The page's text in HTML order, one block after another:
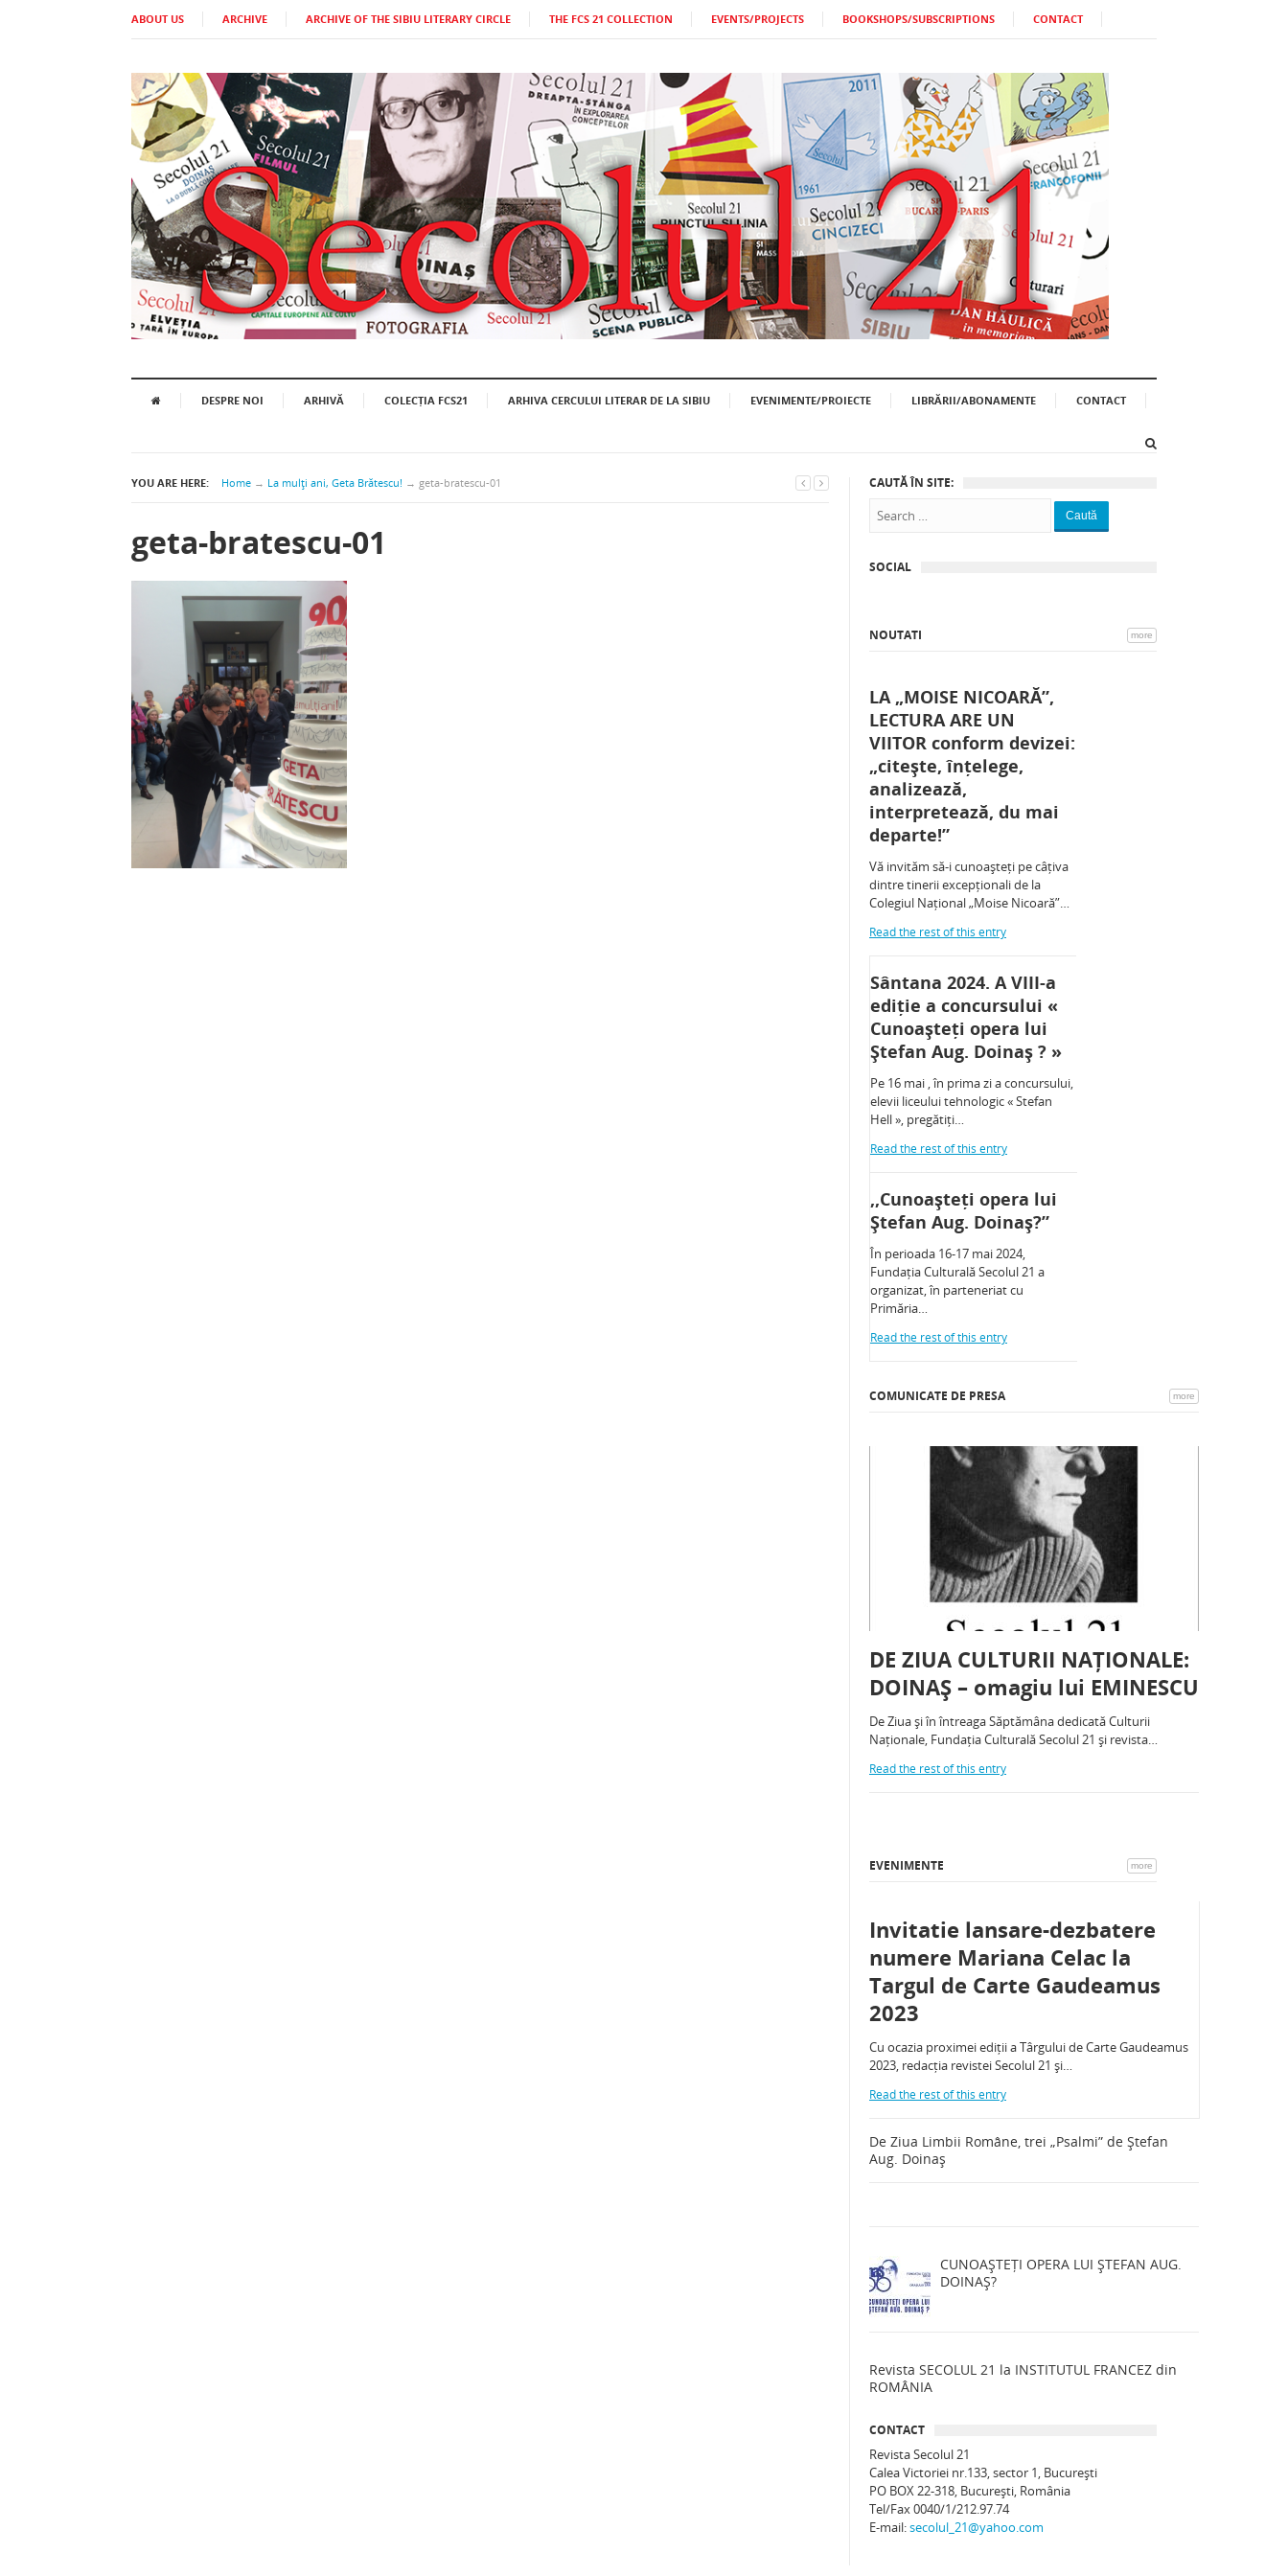
ABOUT US ARCHIVE ARCHIVE OF THE SIBIU LITERARY CIRCLE THE FCS 21 COLLECTION EVENTS/PROJECTS BOOKSHOPS/SUBSCRIPTIONS CONTACT
DESPRE NOI ARHIVĂ COLECȚIA FCS21 ARHIVA CERCULUI LITERAR DE LA SIBIU EVENIMENTE/PROIECTE LIBRĂRII/ABONAMENTE CONTACT
YOU ARE HERE: Home → La mulţi ani, Geta Brătescu! → geta-bratescu-01
geta-bratescu-01
CAUTĂ ÎN SITE:
Caută
SOCIAL
NOUTATI more
LA „MOISE NICOARĂ”,
LECTURA ARE UN
VIITOR conform devizei:
„citește, înțelege,
analizează,
interpretează, du mai
departe!”
Vă invităm să-i cunoașteți pe câțiva
dintre tinerii excepționali de la
Colegiul Național „Moise Nicoară”…
Read the rest of this entry
Sântana 2024. A VIII-a
ediție a concursului «
Cunoașteți opera lui
Ștefan Aug. Doinaș ? »
Pe 16 mai , în prima zi a concursului,
elevii liceului tehnologic « Stefan
Hell », pregătiți…
Read the rest of this entry
,,Cunoașteți opera lui
Ștefan Aug. Doinaș?”
În perioada 16-17 mai 2024,
Fundația Culturală Secolul 21 a
organizat, în parteneriat cu
Primăria…
Read the rest of this entry
COMUNICATE DE PRESA more
DE ZIUA CULTURII NAȚIONALE:
DOINAȘ – omagiu lui EMINESCU
De Ziua și în întreaga Săptămâna dedicată Culturii
Naționale, Fundația Culturală Secolul 21 și revista…
Read the rest of this entry
EVENIMENTE more
Invitatie lansare-dezbatere
numere Mariana Celac la
Targul de Carte Gaudeamus
2023
Cu ocazia proximei ediții a Târgului de Carte Gaudeamus
2023, redacția revistei Secolul 21 și…
Read the rest of this entry
De Ziua Limbii Române, trei „Psalmi” de Ștefan
Aug. Doinaș
CUNOAȘTEȚI OPERA LUI ȘTEFAN AUG.
DOINAȘ?
Revista SECOLUL 21 la INSTITUTUL FRANCEZ din
ROMÂNIA
CONTACT
Revista Secolul 21
Calea Victoriei nr.133, sector 1, Bucureşti
PO BOX 22-318, București, România
Tel/Fax 0040/1/212.97.74
E-mail:secolul_21@yahoo.com